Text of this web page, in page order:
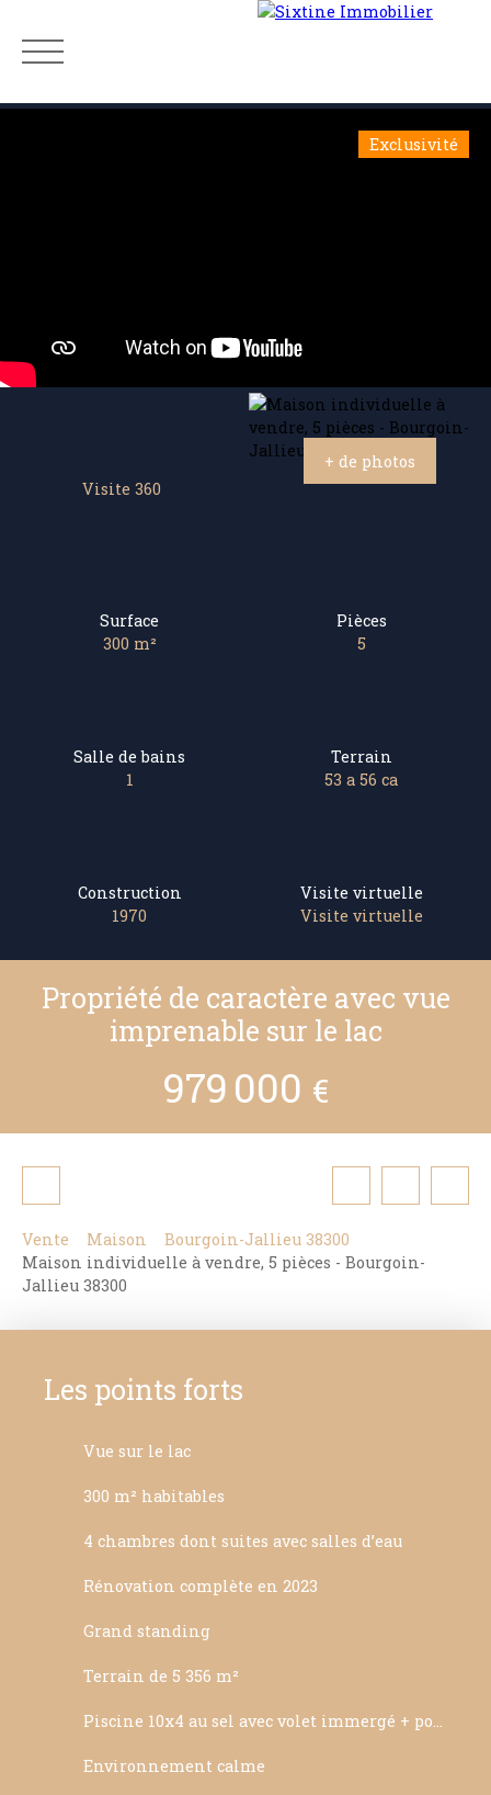
Exclusivité
Visite 360
+ de photos
Surface
300 m²
Pièces
5
Salle de bains
1
Terrain
53 a 56 ca
Construction
1970
Visite virtuelle
Visite virtuelle
Propriété de caractère avec vue
imprenable sur le lac
979 000 €
Vente Maison
Bourgoin-Jallieu 38300
Maison individuelle à vendre, 5 pièces - Bourgoin-
Jallieu 38300
Les points forts
Vue sur le lac
300 m² habitables
4 chambres dont suites avec salles d’eau
Rénovation complète en 2023
Grand standing
Terrain de 5 356 m²
Piscine 10x4 au sel avec volet immergé + pompe à chaleur
Environnement calme